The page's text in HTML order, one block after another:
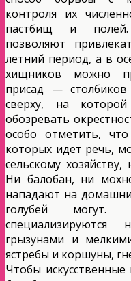
контроля их
пастбищ и полей.
позволяют
летний период, а в
хищников можно
присад —
сверху, на
обозревать
особо отметить,
которых идет речь,
сельскому
Ни балобан, ни
нападают на
голубей могут.
грызунами и
ястребы и коршуны,
Чтобы